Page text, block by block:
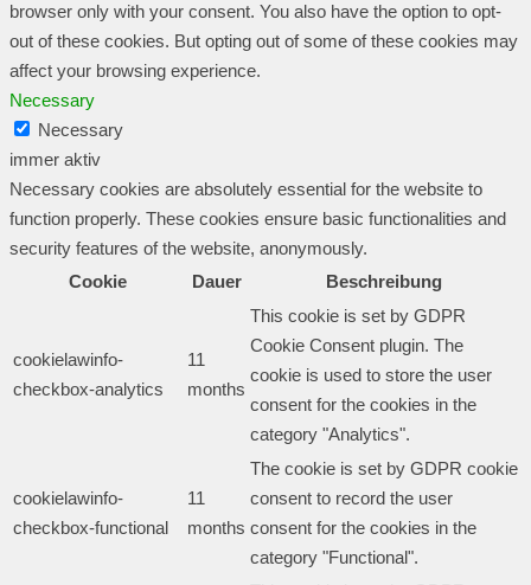
browser only with your consent. You also have the option to opt-
out of these cookies. But opting out of some of these cookies may
affect your browsing experience.
Necessary
Necessary
immer aktiv
Necessary cookies are absolutely essential for the website to
function properly. These cookies ensure basic functionalities and
security features of the website, anonymously.
Cookie
Dauer Beschreibung
cookielawinfo-
checkbox-analytics
11
months
This cookie is set by GDPR
Cookie Consent plugin. The
cookie is used to store the user
consent for the cookies in the
category "Analytics".
cookielawinfo-
checkbox-functional
11
months
The cookie is set by GDPR cookie
consent to record the user
consent for the cookies in the
category "Functional".